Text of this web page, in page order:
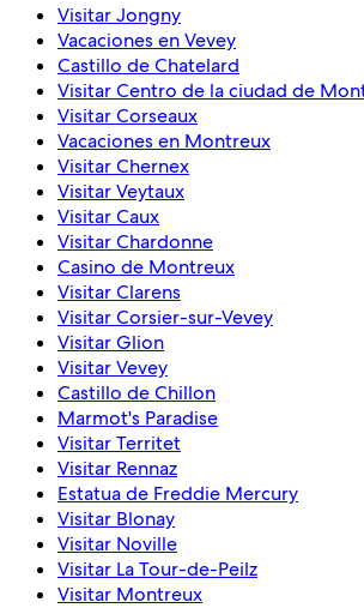
Visitar Jongny
Vacaciones en Vevey
Castillo de Chatelard
Visitar Centro de la ciudad de
Visitar Corseaux
Vacaciones en Montreux
Visitar Chernex
Visitar Veytaux
Visitar Caux
Visitar Chardonne
Casino de Montreux
Visitar Clarens
Visitar Corsier-sur-Vevey
Visitar Glion
Visitar Vevey
Castillo de Chillon
Marmot's Paradise
Visitar Territet
Visitar Rennaz
Estatua de Freddie Mercury
Visitar Blonay
Visitar Noville
Visitar La Tour-de-Peilz
Visitar Montreux